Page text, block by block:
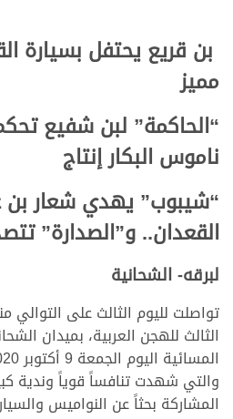
بن قريع يحتفل بسيارة
مميز
“الحاكمة” لبن شفيع
ناموس البكار إنتاج
“شيبوب” يهدي شعار بن
القعدان.. و”الصدارة”
لبرقه- الشحانية
تواصلت لليوم الثالث على التوالي
الثالث للهجن العربية، بميدان
والتي شهدت تنافساً قوياً وندية
المشاركة بحثاً عن النواميس